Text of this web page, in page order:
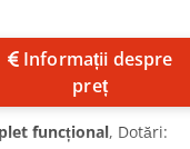
suplimentare
GmbH, Elveția
Informații despre
preț
funcțional, Dotări: